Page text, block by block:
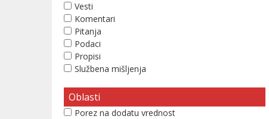
Vesti
Komentari
Pitanja
Podaci
Propisi
Službena mišljenja
Oblasti
Porez na dodatu vrednost